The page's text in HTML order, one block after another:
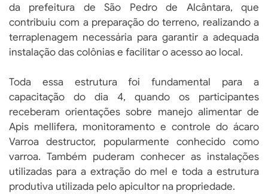
da prefeitura de São Pedro de Alcântara, que
contribuiu com a preparação do terreno, realizando a
terraplenagem necessária para garantir a adequada
instalação das colônias e facilitar o acesso ao local.
Toda essa estrutura foi fundamental para a
capacitação do dia 4, quando os participantes
receberam orientações sobre manejo alimentar de
Apis mellifera, monitoramento e controle do ácaro
Varroa destructor, popularmente conhecido como
varroa. Também puderam conhecer as instalações
utilizadas para a extração do mel e toda a estrutura
produtiva utilizada pelo apicultor na propriedade.